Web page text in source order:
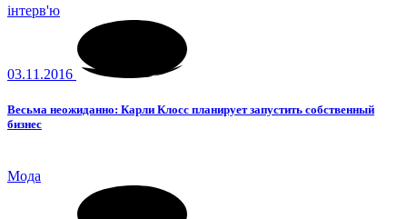
інтерв'ю
03.11.2016
Весьма неожиданно: Карли Клосс планирует запустить собственный
бизнес
Мода